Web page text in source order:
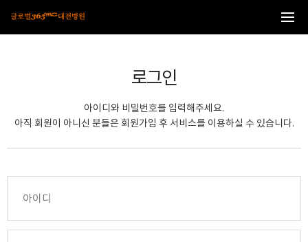
로그인
아이디와 비밀번호를 입력해주세요.
아직 회원이 아니신 분들은 회원가입 후 서비스를 이용하실 수 있습니다.